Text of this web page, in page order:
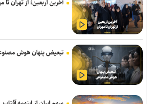
نصراللهی: خبرنگاران در کنار طرح مشکلات مردم،
هم روایت کنند
پیام رئیس جهاددانشگاهی به مناسبت روز خبرنگار/
در تبیین واقعیت‌ها و تقویت انسجام اجتماعی
روز خبرنگار ایرانی و جنگ روایت با ترامپ
آخرین اربعین؛ از تهران تا
تبعیض پنهان هوش